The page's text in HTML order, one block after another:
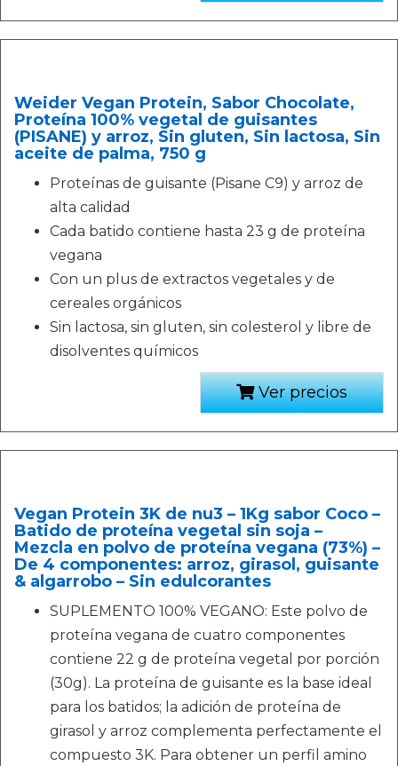
Weider Vegan Protein, Sabor Chocolate,
Proteína 100% vegetal de guisantes
(PISANE) y arroz, Sin gluten, Sin lactosa, Sin
aceite de palma, 750 g
Proteínas de guisante (Pisane C9) y arroz de
alta calidad
Cada batido contiene hasta 23 g de proteína
vegana
Con un plus de extractos vegetales y de
cereales orgánicos
Sin lactosa, sin gluten, sin colesterol y libre de
disolventes químicos
Ver precios
Vegan Protein 3K de nu3 – 1Kg sabor Coco –
Batido de proteína vegetal sin soja –
Mezcla en polvo de proteína vegana (73%) –
De 4 componentes: arroz, girasol, guisante
& algarrobo – Sin edulcorantes
SUPLEMENTO 100% VEGANO: Este polvo de
proteína vegana de cuatro componentes
contiene 22 g de proteína vegetal por porción
(30g). La proteína de guisante es la base ideal
para los batidos; la adición de proteína de
girasol y arroz complementa perfectamente el
compuesto 3K. Para obtener un perfil amino